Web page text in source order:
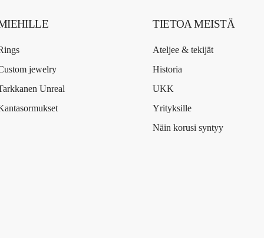
jewelry
Unreal
TIETOA MEISTÄ
Ateljee & tekijät
Historia
UKK
Yrityksille
Näin korusi syntyy